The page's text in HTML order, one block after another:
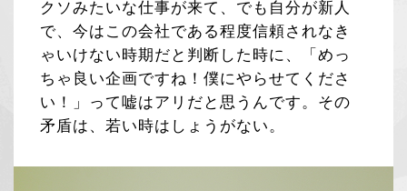
クソみたいな仕事が来て、でも自分が新人
で、今はこの会社である程度信頼されなき
ゃいけない時期だと判断した時に、「めっ
ちゃ良い企画ですね！僕にやらせてくださ
い！」って嘘はアリだと思うんです。その
矛盾は、若い時はしょうがない。